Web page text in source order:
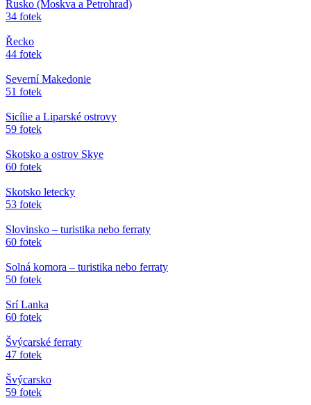
Rusko (Moskva a Petrohrad)
34 fotek
Řecko
44 fotek
Severní Makedonie
51 fotek
Sicílie a Liparské ostrovy
59 fotek
Skotsko a ostrov Skye
60 fotek
Skotsko letecky
53 fotek
Slovinsko – turistika nebo ferraty
60 fotek
Solná komora – turistika nebo ferraty
50 fotek
Srí Lanka
60 fotek
Švýcarské ferraty
47 fotek
Švýcarsko
59 fotek